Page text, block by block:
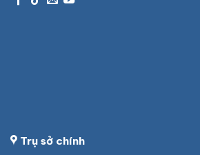
Trụ sở chính